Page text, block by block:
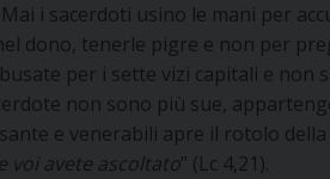
i sacerdoti usino le mani per
dono, tenerle pigre e non per
per i sette vizi capitali e
non sono più sue,
e venerabili apre il rotolo
voi avete ascoltato” (Lc 4,21).